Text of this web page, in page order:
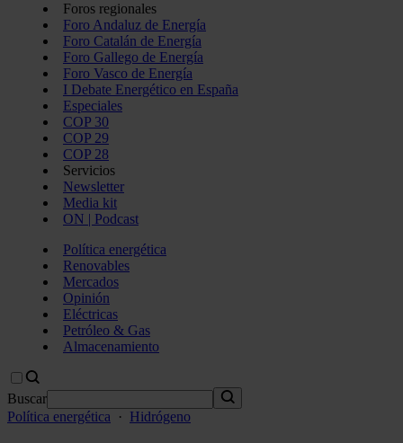
Foros regionales
Foro Andaluz de Energía
Foro Catalán de Energía
Foro Gallego de Energía
Foro Vasco de Energía
I Debate Energético en España
Especiales
COP 30
COP 29
COP 28
Servicios
Newsletter
Media kit
ON | Podcast
Política energética
Renovables
Mercados
Opinión
Eléctricas
Petróleo & Gas
Almacenamiento
Buscar
Política energética
· Hidrógeno